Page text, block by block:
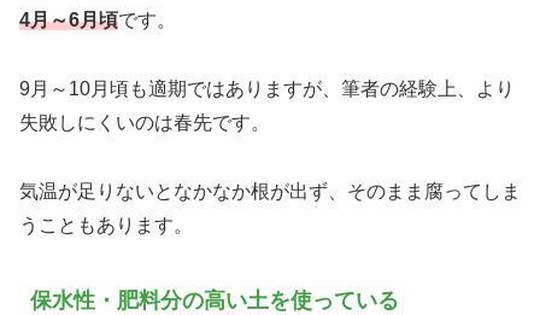
4月～6月頃です。
9月～10月頃も適期ではありますが、筆者の経験上、より
失敗しにくいのは春先です。
気温が足りないとなかなか根が出ず、そのまま腐ってしま
うこともあります。
保水性・肥料分の高い土を使っている